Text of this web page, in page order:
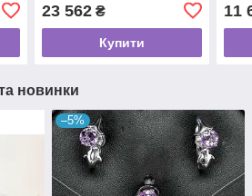
23 562₴
Купити
11
новинки
–5%